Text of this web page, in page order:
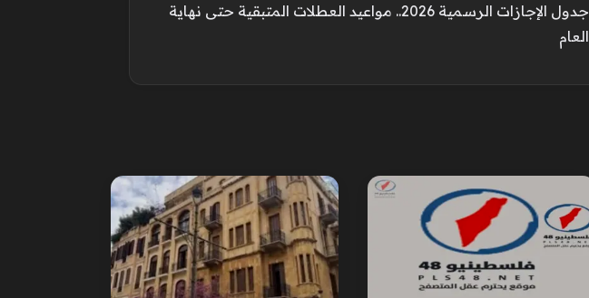
جدول الإجازات الرسمية 2026.. مواعيد العطلات المتبقية حتى نهاية
العام